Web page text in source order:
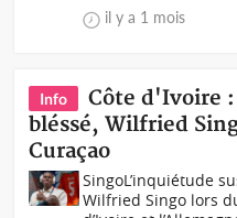
il y a 1 mois
Info
Côte d'Ivoire
bléssé, Wilfried
Curaçao
SingoL’inquiétude
Wilfried Singo lors